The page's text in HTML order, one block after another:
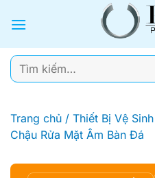
qua
dung
Tìm
kiếm:
Trang chủ / Thiết Bị Vệ Sinh
Chậu Rửa Mặt Âm Bàn Đá